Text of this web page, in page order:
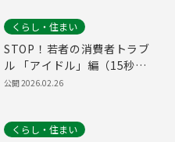
くらし・住まい
STOP！若者の消費者トラブ
ル 「アイドル」編（15秒
ver）
公開2026.02.26
くらし・住まい